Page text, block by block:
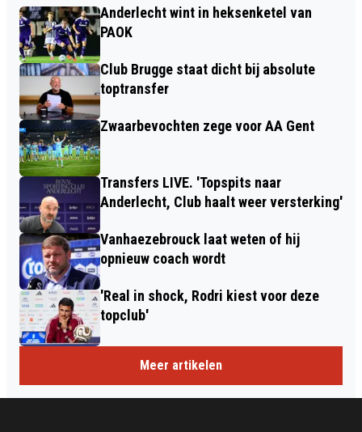
Anderlecht wint in heksenketel van
PAOK
Club Brugge staat dicht bij absolute
toptransfer
Zwaarbevochten zege voor AA Gent
Transfers LIVE. 'Topspits naar
Anderlecht, Club haalt weer versterking'
Vanhaezebrouck laat weten of hij
opnieuw coach wordt
'Real in shock, Rodri kiest voor deze
topclub'
Meer artikelen